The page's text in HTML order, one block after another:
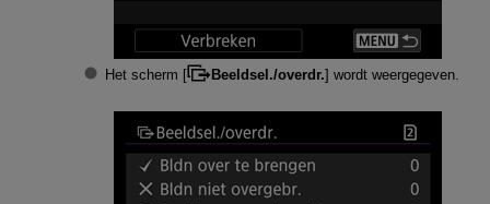
Het scherm [ Beeldsel./overdr.] wordt weergegeven.